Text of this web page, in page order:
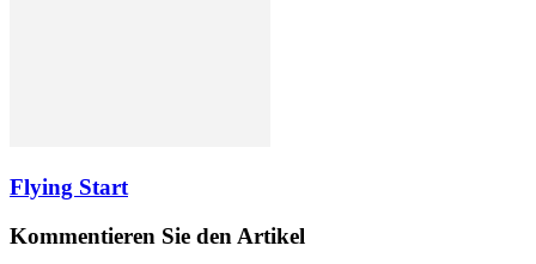
Flying Start
Kommentieren Sie den Artikel